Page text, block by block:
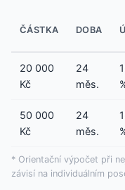
ČÁSTKA DOBA
20 000
Kč
24
měs.
50 000
Kč
24
měs.
* Orientační výpočet při
závisí na individuálním